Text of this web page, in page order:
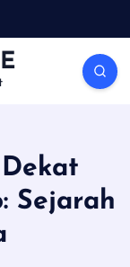
Sejarah